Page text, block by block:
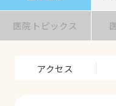
医院トピックス
アクセス